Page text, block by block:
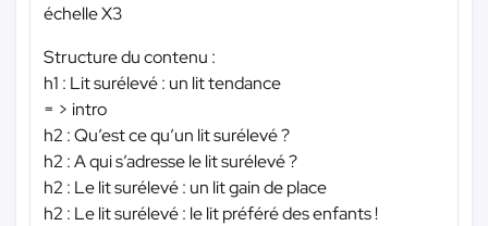
échelle X3
Structure du contenu :
h1 : Lit surélevé : un lit tendance
= > intro
h2 : Qu’est ce qu’un lit surélevé ?
h2 : A qui s’adresse le lit surélevé ?
h2 : Le lit surélevé : un lit gain de place
h2 : Le lit surélevé : le lit préféré des enfants !